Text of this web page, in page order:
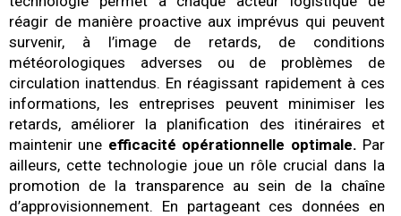
réagir de manière proactive aux imprévus qui peuvent
survenir, à l’image de retards, de conditions
météorologiques adverses ou de problèmes de
circulation inattendus. En réagissant rapidement à ces
informations, les entreprises peuvent minimiser les
retards, améliorer la planification des itinéraires et
maintenir une efficacité opérationnelle optimale. Par
ailleurs, cette technologie joue un rôle crucial dans la
promotion de la transparence au sein de la chaîne
d’approvisionnement. En partageant ces données en